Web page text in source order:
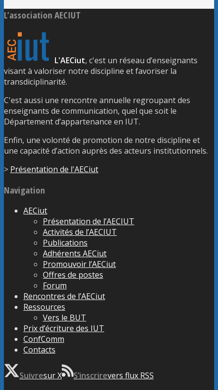
L’association AECIUT
L'AECiut, c'est un réseau d’enseignants
visant à valoriser notre discipline et favoriser la
transdiciplinarité.
C'est aussi une rencontre annuelle regroupant des
enseignants de communication, quel que soit le
Département d’appartenance en IUT.
Enfin, une volonté de promotion de notre discipline et
une capacité d’action auprès des acteurs institutionnels.
> Présentation de l'AECiut
Navigation
AECiut
Présentation de l’AECIUT
Activités de l’AECIUT
Publications
Adhérents AECiut
Promouvoir l’AECiut
Offres de postes
Forum
Rencontres de l’AECiut
Ressources
Vers le BUT
Prix d’écriture des IUT
ConfComm
Contacts
Suivresur X S’inscrirevers flux RSS